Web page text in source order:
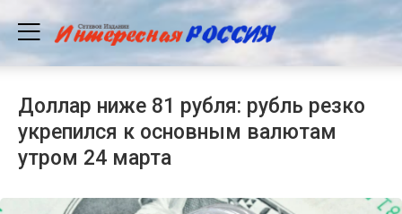
Доллар ниже 81 рубля: рубль резко
укрепился к основным валютам
утром 24 марта